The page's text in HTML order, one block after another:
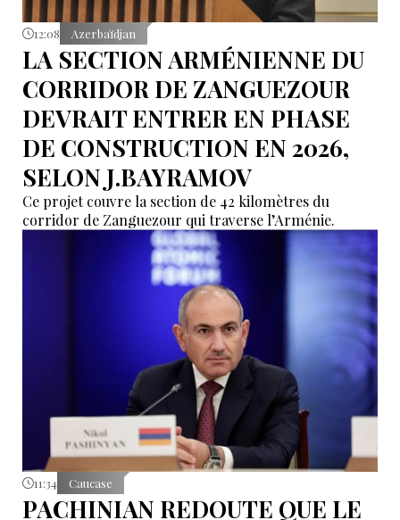
12:08 Azerbaïdjan
LA SECTION ARMÉNIENNE DU
CORRIDOR DE ZANGUEZOUR
DEVRAIT ENTRER EN PHASE
DE CONSTRUCTION EN 2026,
SELON J.BAYRAMOV
Ce projet couvre la section de 42 kilomètres du
corridor de Zanguezour qui traverse l’Arménie.
11:34 Caucase
PACHINIAN REDOUTE QUE LE